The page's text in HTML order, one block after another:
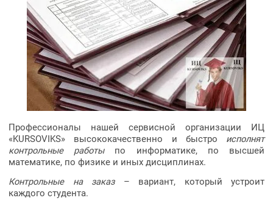
Профессионалы нашей сервисной организации ИЦ
«KURSOVIKS» высококачественно и быстро исполнят
контрольные работыпо информатике, по высшей
математике, по физике и иных дисциплинах.
Контрольные на заказ– вариант, который устроит
каждого студента.